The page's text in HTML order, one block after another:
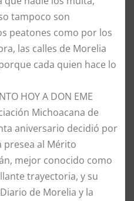
tampoco son
peatones como por los
las calles de Morelia
cada quien hace lo
HOY A DON EME
Michoacana de
aniversario decidió por
presea al Mérito
mejor conocido como
trayectoria, y su
de Morelia y la